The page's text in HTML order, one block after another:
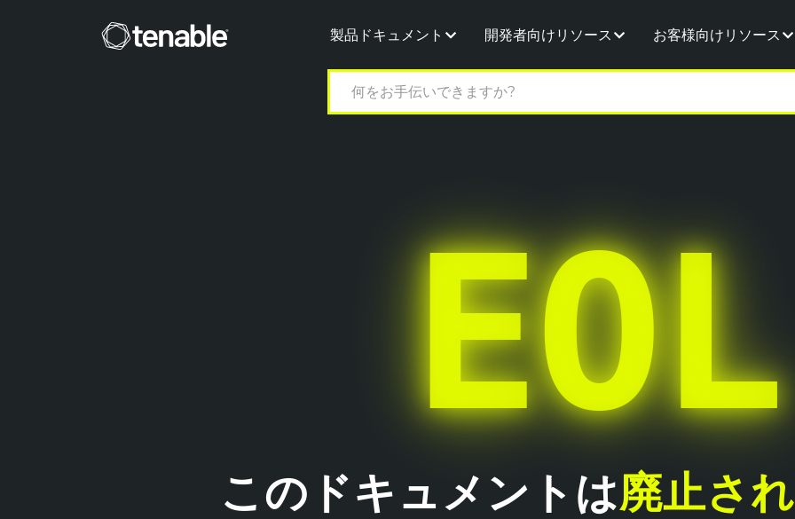
Tenable 製品ドキュメント 開発者向けリソース お客様向けリソース
EOL
このドキュメントは廃止さ